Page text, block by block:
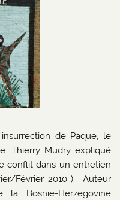
de Paque, le
Thierry Mudry expliqué
conflit dans un entretien
Février 2010 ). Auteur
la Bosnie-Herzégovine